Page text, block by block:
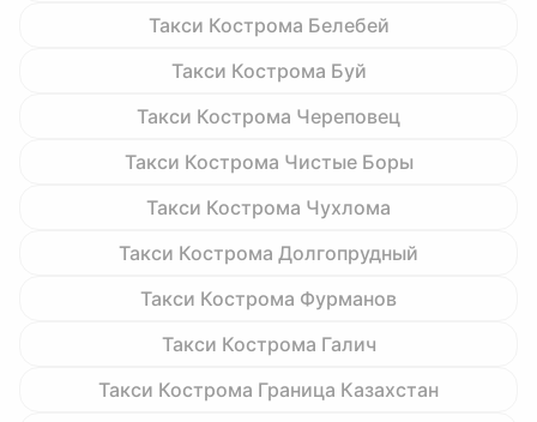
Такси Кострома Белебей
Такси Кострома Буй
Такси Кострома Череповец
Такси Кострома Чистые Боры
Такси Кострома Чухлома
Такси Кострома Долгопрудный
Такси Кострома Фурманов
Такси Кострома Галич
Такси Кострома Граница Казахстан